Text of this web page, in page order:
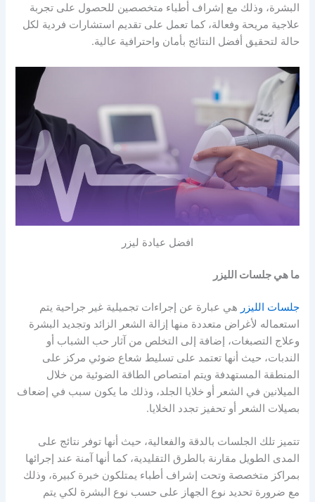
البشرة، وذلك مع إشراف أطباء متخصصين للحصول على تجربة
علاجية مريحة وفعالة، كما تعمل على تقديم استشارات فردية لكل
حالة لتحقيق أفضل النتائج بأمان واحترافية عالية.
افضل عيادة ليزر
ما هي جلسات الليزر
جلسات الليزر هي عبارة عن إجراءات تجميلية غير جراحية يتم
استعماله لأغراض متعددة منها إزالة الشعر الزائد وتجديد البشرة
وعلاج التصبغات، إضافة إلى التخلص من آثار حب الشباب أو
الندبات، حيث أنها تعتمد على تسليط شعاع ضوئي مركز على
المنطقة المستهدفة ويتم امتصاص الطاقة الضوئية من خلال
الميلانين في الشعر أو خلايا الجلد، وذلك ما يكون سبب في إضعاف
بصيلات الشعر أو تحفيز تجدد الخلايا.
تتميز تلك الجلسات بالدقة والفعالية، حيث أنها توفر نتائج على
المدى الطويل مقارنة بالطرق التقليدية، كما أنها آمنة عند إجرائها
بمراكز متخصصة وتحت إشراف أطباء يمتلكون خبرة كبيرة، وذلك
مع ضرورة تحديد نوع الجهاز على حسب نوع البشرة لكي يتم